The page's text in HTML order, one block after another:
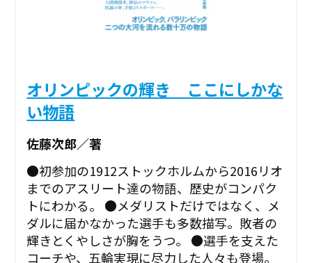
オリンピックの輝き ここにしかな
い物語
佐藤次郎／著
●初参加の1912ストックホルムから2016リオ
までのアスリート達の物語、歴史がコンパク
トにわかる。 ●メダリストだけではなく、メ
ダルに届かなかった選手も多数描写。敗者の
輝きとくやしさが胸をうつ。 ●選手を支えた
コーチや、五輪実現に尽力した人々も登場。